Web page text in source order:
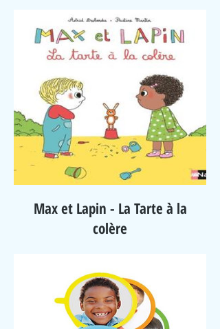
Max et Lapin - La Tarte à la
colère